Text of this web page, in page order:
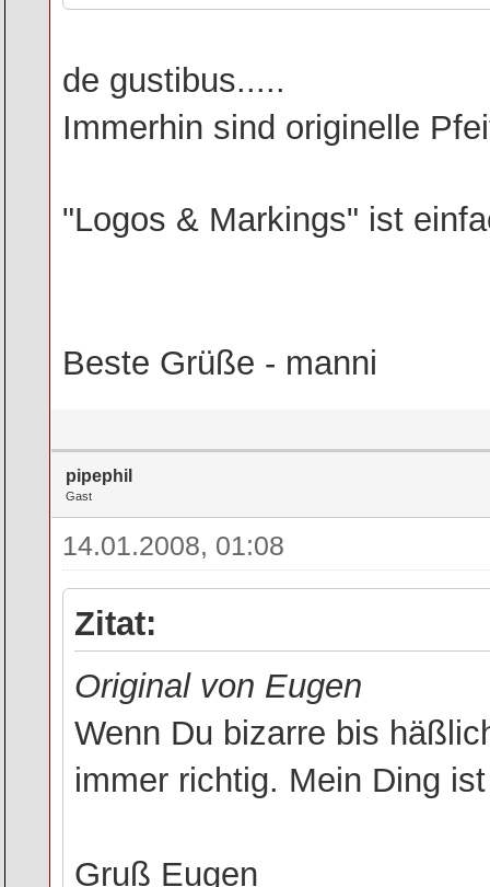
de gustibus.....
Immerhin sind originelle
"Logos & Markings" ist
Beste Grüße - manni
pipephil
Gast
14.01.2008, 01:08
Zitat:
Original von Eugen
Wenn Du bizarre bis
immer richtig. Mein Ding
Gruß Eugen